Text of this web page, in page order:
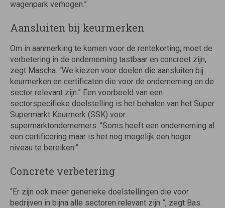
wagenpark verhogen.”
Aansluiten bij keurmerken
Om in aanmerking te komen voor de rentekorting, moet de
verbetering in de onderneming tastbaar en concreet zijn,
zegt Mascha. “We kiezen voor doelen die aansluiten bij
keurmerken en certificaten die voor de onderneming en de
sector relevant zijn.” Een voorbeeld van een
sectorspecifieke doelstelling is het behalen van het Super
Supermarkt Keurmerk (SSK) voor
supermarktondernemers. “Soms heeft een onderneming al
een certificering maar is het nog mogelijk een hoger
niveau te bereiken.”
Concrete verbetering
“Er zijn ook meer generieke doelstellingen die voor
bedrijven in bijna alle sectoren relevant zijn ”, zegt Bas.